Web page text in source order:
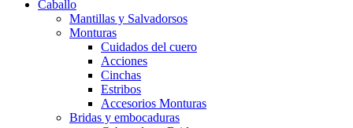
Caballo
Mantillas y Salvadorsos
Monturas
Cuidados del cuero
Acciones
Cinchas
Estribos
Accesorios Monturas
Bridas y embocaduras